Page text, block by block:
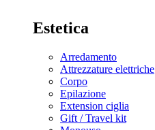
Estetica
Arredamento
Attrezzature elettriche
Corpo
Epilazione
Extension ciglia
Gift / Travel kit